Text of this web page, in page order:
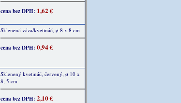
cena bez DPH: 1,62 €
Sklenená váza/kvetináč, ø 8 x 8 cm
cena bez DPH: 0,94 €
Sklenený kvetináč, červený, ø 10 x
8, 5 cm
cena bez DPH: 2,10 €